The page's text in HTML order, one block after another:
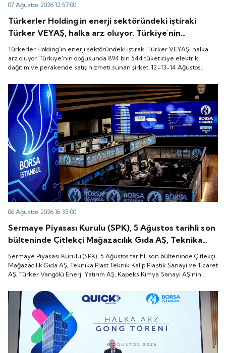
07 Ağustos 2026 12:57:00
Türkerler Holding'in enerji sektöründeki iştiraki
Türker VEYAŞ, halka arz oluyor. Türkiye'nin
doğusunda 894 bin 544 tüketiciye elektrik dağıtım
ve perakende satış hizmeti sunan şirket, 12-13-14
Ağustos tarihleri arasında pay başına 136 TL fiyatla
Türkerler Holding'in enerji sektöründeki iştiraki Türker VEYAŞ, halka
arz oluyor. Türkiye'nin doğusunda 894 bin 544 tüketiciye elektrik
dağıtım ve perakende satış hizmeti sunan şirket, 12-13-14 Ağustos
06 Ağustos 2026 16:35:00
Sermaye Piyasası Kurulu (SPK), 5 Ağustos tarihli son
bülteninde Çitlekçi Mağazacılık Gıda AŞ, Teknika
Plast Teknik Kalıp Plastik Sanayi ve Ticaret AŞ,
Türker Vangölü Enerji Yatırım AŞ, Kapeks Kimya
Sanayi AŞ'nin halka arzlarına onay verdiği duyurdu.
Sermaye Piyasası Kurulu (SPK), 5 Ağustos tarihli son bülteninde Çitlekçi
Mağazacılık Gıda AŞ, Teknika Plast Teknik Kalıp Plastik Sanayi ve Ticaret
AŞ, Türker Vangölü Enerji Yatırım AŞ, Kapeks Kimya Sanayi AŞ'nin